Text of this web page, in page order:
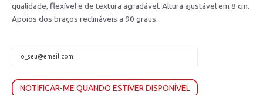
qualidade, flexível e de textura agradável. Altura ajustável em 8 cm.
Apoios dos braços reclináveis a 90 graus.
NOTIFICAR-ME QUANDO ESTIVER DISPONÍVEL